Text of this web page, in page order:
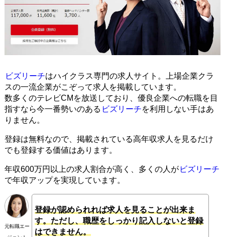
ビズリーチはハイクラス専門の求人サイト。上場企業クラ
スの一流企業がこぞって求人を掲載しています。
数多くのテレビCMを放送しており、優良企業への転職を目
指すなら今一番勢いのある ビズリーチを利用しない手はあ
りません。
登録は無料なので、掲載されている高年収求人を見るだけ
でも登録する価値はあります。
年収600万円以上の求人割合が高く、多くの人が ビズリーチ
で年収アップを実現しています。
元転職エー
登録が認められれば求人を見ることが出来ま
す。ただし、職歴をしっかり記入しないと登録
はできません。